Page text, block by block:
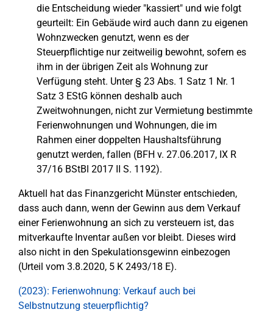
die Entscheidung wieder "kassiert" und wie folgt
geurteilt: Ein Gebäude wird auch dann zu eigenen
Wohnzwecken genutzt, wenn es der
Steuerpflichtige nur zeitweilig bewohnt, sofern es
ihm in der übrigen Zeit als Wohnung zur
Verfügung steht. Unter § 23 Abs. 1 Satz 1 Nr. 1
Satz 3 EStG können deshalb auch
Zweitwohnungen, nicht zur Vermietung bestimmte
Ferienwohnungen und Wohnungen, die im
Rahmen einer doppelten Haushaltsführung
genutzt werden, fallen (BFH v. 27.06.2017, IX R
37/16 BStBl 2017 II S. 1192).
Aktuell hat das Finanzgericht Münster entschieden,
dass auch dann, wenn der Gewinn aus dem Verkauf
einer Ferienwohnung an sich zu versteuern ist, das
mitverkaufte Inventar außen vor bleibt. Dieses wird
also nicht in den Spekulationsgewinn einbezogen
(Urteil vom 3.8.2020, 5 K 2493/18 E).
(2023): Ferienwohnung: Verkauf auch bei
Selbstnutzung steuerpflichtig?